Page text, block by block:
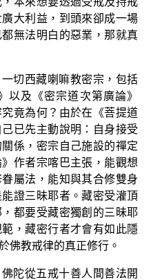
大利益，到頭來卻成一場
無法明白的惡業，那就真
切西藏喇嘛教密宗，包括
以及《密宗道次第廣論》
竟為何？由於在《菩提道
已先主動說明：自身接受
係，密宗自己施設的禪定
作者宗喀巴主張，能觀想
屬法，能知與其合修雙身
證三昧耶者。藏密受灌頂
都要受藏密獨創的三昧耶
，藏密行者才會有如此隱
佛教戒律的真正修行。
陀從五戒十善人間善法開